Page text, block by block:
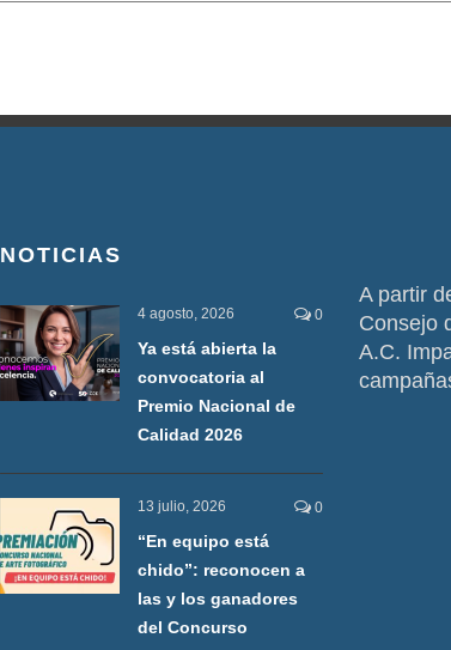
NOTICIAS
4 agosto, 2026 0
Ya está abierta la
convocatoria al
Premio Nacional de
Calidad 2026
13 julio, 2026 0
“En equipo está
chido”: reconocen a
las y los ganadores
del Concurso
A partir
Consejo
A.C.